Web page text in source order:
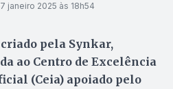
janeiro 2025 às 18h54
pela Synkar,
ao Centro de Excelência
(Ceia) apoiado pelo